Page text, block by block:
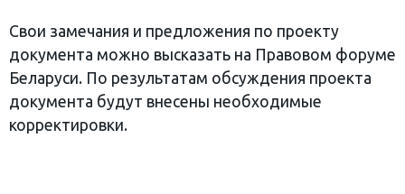
Свои замечания и предложения по проекту
документа можно высказать на Правовом форуме
Беларуси. По результатам обсуждения проекта
документа будут внесены необходимые
корректировки.